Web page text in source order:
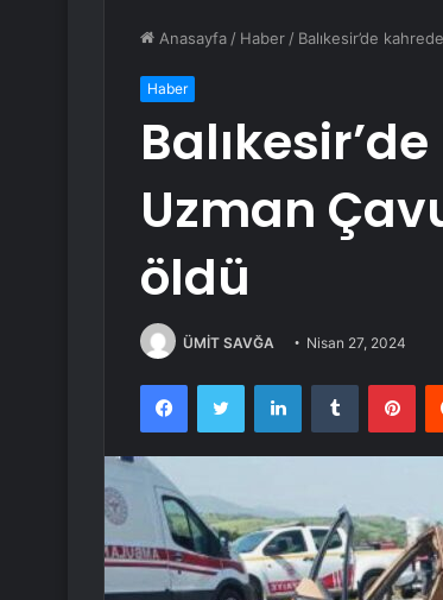
Anasayfa / Haber / Balıkesir’de
Haber
Uzman
öldü
ÜMİT SAVĞA Nisan 27, 2024
FacebookTwitter LinkedInTumblr